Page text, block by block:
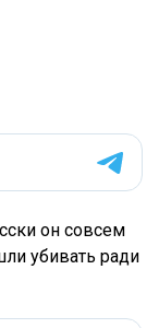
он совсем
убивать ради